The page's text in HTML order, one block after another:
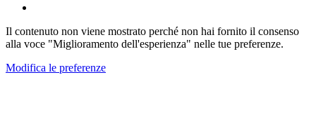
Il contenuto non viene mostrato perché non hai fornito il consenso
alla voce "Miglioramento dell'esperienza" nelle tue preferenze.
Modifica le preferenze